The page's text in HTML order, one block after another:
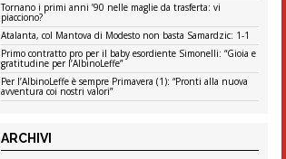
Tornano i primi anni ’90 nelle maglie da trasferta: vi
piacciono?
Atalanta, col Mantova di Modesto non basta Samardzic: 1-1
Primo contratto pro per il baby esordiente Simonelli: “Gioia e
gratitudine per l’AlbinoLeffe”
Per l’AlbinoLeffe è sempre Primavera (1): “Pronti alla nuova
avventura coi nostri valori”
ARCHIVI